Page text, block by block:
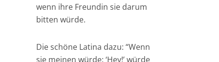
wenn ihre Freundin sie darum
bitten würde.
Die schöne Latina dazu: “Wenn
sie meinen würde: ‘Hey!’ würde